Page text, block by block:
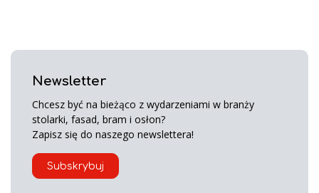
Newsletter
Chcesz być na bieżąco z wydarzeniami w branży
stolarki, fasad, bram i osłon?
Zapisz się do naszego newslettera!
Subskrybuj